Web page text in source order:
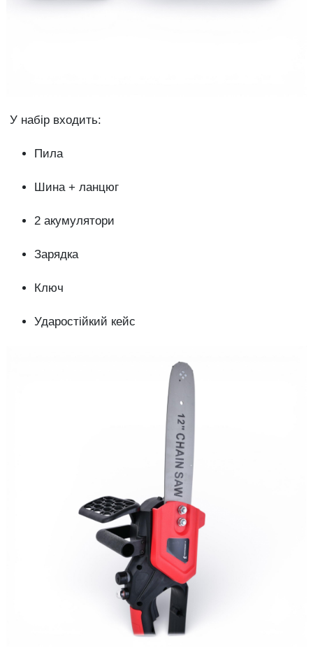
У набір входить:
Пила
Шина + ланцюг
2 акумулятори
Зарядка
Ключ
Ударостійкий кейс